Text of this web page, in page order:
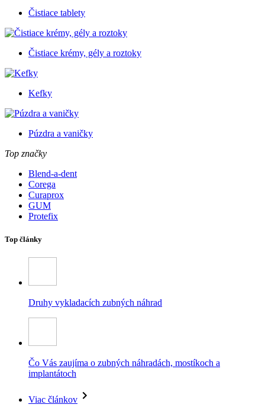
Čistiace tablety
Čistiace krémy, gély a roztoky
Kefky
Púzdra a vaničky
Top značky
Blend-a-dent
Corega
Curaprox
GUM
Protefix
Top články
Druhy vykladacích zubných náhrad
Čo Vás zaujíma o zubných náhradách, mostíkoch a
implantátoch
Viac článkov